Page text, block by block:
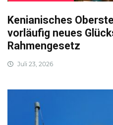
Kenianisches
vorläufig neues
Rahmengesetz
Juli 23, 2026